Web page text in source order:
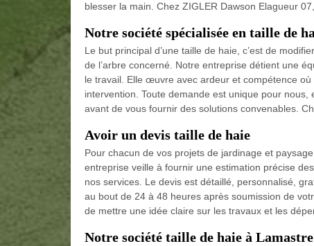
blesser la main. Chez ZIGLER Dawson Elagueur
Notre société spécialisée en taille de
Le but principal d’une taille de haie, c’est de
de l’arbre concerné. Notre entreprise détient une
le travail. Elle œuvre avec ardeur et compétence
intervention. Toute demande est unique pour
avant de vous fournir des solutions convenables.
Avoir un devis taille de haie
Pour chacun de vos projets de jardinage et
entreprise veille à fournir une estimation précise
nos services. Le devis est détaillé, personnalisé,
au bout de 24 à 48 heures après soumission de
de mettre une idée claire sur les travaux et les
Notre société taille de haie à Lamastre